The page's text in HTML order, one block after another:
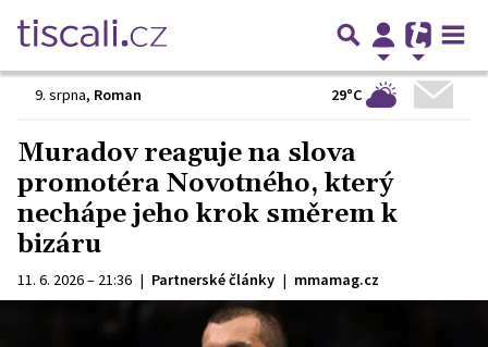
9. srpna, Roman 29°C
Muradov reaguje na slova
promotéra Novotného, který
nechápe jeho krok směrem k
bizáru
11. 6. 2026 – 21:36 | Partnerské články | mmamag.cz